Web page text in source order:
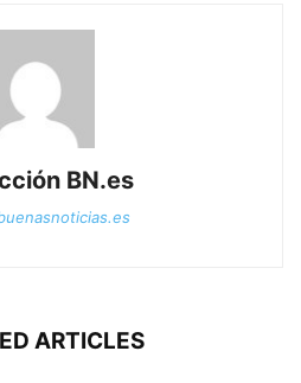
BN.es
ARTICLES